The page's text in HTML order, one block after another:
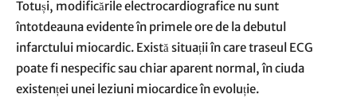
Totuși, modificările electrocardiografice nu sunt
întotdeauna evidente în primele ore de la debutul
infarctului miocardic. Există situații în care traseul ECG
poate fi nespecific sau chiar aparent normal, în ciuda
existenței unei leziuni miocardice în evoluție.